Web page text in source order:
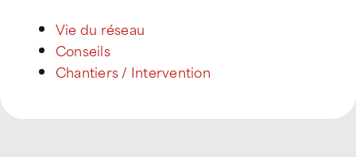
Vie du réseau
Conseils
Chantiers / Intervention